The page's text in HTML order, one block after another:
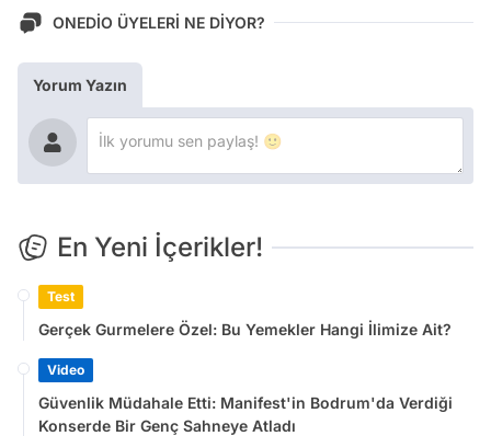
ONEDİO ÜYELERİ NE DİYOR?
Yorum Yazın
En Yeni İçerikler!
Test
Gerçek Gurmelere Özel: Bu Yemekler Hangi İlimize Ait?
Video
Güvenlik Müdahale Etti: Manifest'in Bodrum'da Verdiği
Konserde Bir Genç Sahneye Atladı